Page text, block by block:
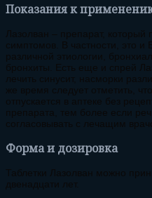
Показания к
Лазолван – препарат, который
симптомов. В частности, это и
различной этиологии,
бронхиты. Есть еще и спрей
лечить синусит, насморки
же время следует отметить,
отпускается в аптеке без
препарата, тем более если
согласовывать с лечащим
Форма и дозировка
Таблетки Лазолван можно
двенадцати лет.